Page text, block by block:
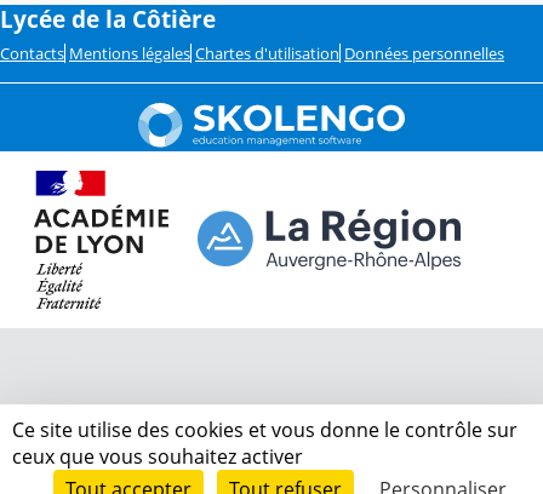
Lycée de la Côtière
Contacts Mentions légales Chartes d'utilisation Données personnelles
Ce site utilise des cookies et vous donne le contrôle sur
ceux que vous souhaitez activer